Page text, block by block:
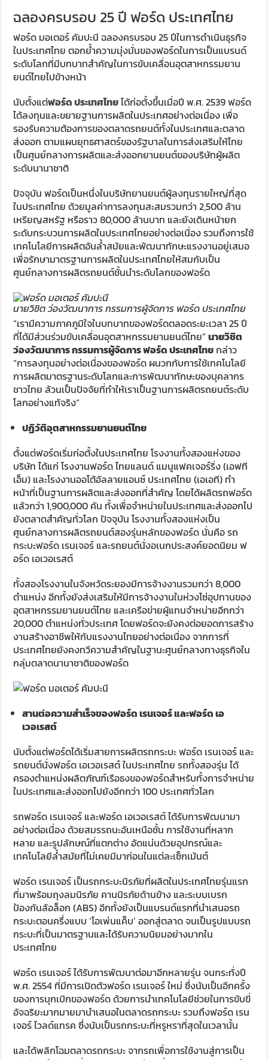
ฉลองครบรอบ 25 ปี ฟอร์ด ประเทศไทย
ฟอร์ด มอเตอร์ คัมปะนี ฉลองครบรอบ 25 ปีในการดำเนินธุรกิจ
ในประเทศไทย ตอกย้ำความมุ่งมั่นของฟอร์ดในการเป็นแบรนด์
ระดับโลกที่มีบทบาทสำคัญในการขับเคลื่อนอุตสาหกรรมยาน
ยนต์ไทยไปข้างหน้า
นับตั้งแต่ฟอร์ด ประเทศไทยได้ก่อตั้งขึ้นเมื่อปี พ.ศ. 2539 ฟอร์ด
ได้ลงทุนและขยายฐานการผลิตในประเทศอย่างต่อเนื่อง เพื่อ
รองรับความต้องการของตลาดรถยนต์ทั้งในประเทศและตลาด
ส่งออก ตามแผนยุทธศาสตร์ของรัฐบาลในการส่งเสริมให้ไทย
เป็นศูนย์กลางการผลิตและส่งออกยานยนต์ของบริษัทผู้ผลิต
ระดับนานาชาติ
ปัจจุบัน ฟอร์ดเป็นหนึ่งในบริษัทยานยนต์ผู้ลงทุนรายใหญ่ที่สุด
ในประเทศไทย ด้วยมูลค่าการลงทุนสะสมรวมกว่า 2,500 ล้าน
เหรียญสหรัฐ หรือราว 80,000 ล้านบาท และยังเดินหน้ายก
ระดับกระบวนการผลิตในประเทศไทยอย่างต่อเนื่อง รวมถึงการใช้
เทคโนโลยีการผลิตอันล้ำสมัยและพัฒนาทักษะแรงงานอยู่เสมอ
เพื่อรักษามาตรฐานการผลิตในประเทศไทยให้สมกับเป็น
ศูนย์กลางการผลิตรถยนต์ชั้นนำระดับโลกของฟอร์ด
นายวิชิต ว่องวัฒนาการ กรรมการผู้จัดการ ฟอร์ด ประเทศไทย
“เรามีความภาคภูมิใจในบทบาทของฟอร์ดตลอดระยะเวลา 25 ปี
ที่ได้มีส่วนร่วมขับเคลื่อนอุตสาหกรรมยานยนต์ไทย”นายวิชิต
ว่องวัฒนาการ กรรมการผู้จัดการ ฟอร์ด ประเทศไทยกล่าว
“การลงทุนอย่างต่อเนื่องของฟอร์ด ผนวกกับการใช้เทคโนโลยี
การผลิตมาตรฐานระดับโลกและการพัฒนาทักษะของบุคลากร
ชาวไทย ล้วนเป็นปัจจัยที่ทำให้เราเป็นฐานการผลิตรถยนต์ระดับ
โลกอย่างแท้จริง”
ปฏิวัติอุตสาหกรรมยานยนต์ไทย
ตั้งแต่ฟอร์ดเริ่มก่อตั้งในประเทศไทย โรงงานทั้งสองแห่งของ
บริษัท ได้แก่ โรงงานฟอร์ด ไทยแลนด์ แมนูแฟคเจอร์ริ่ง (เอฟที
เอ็ม) และโรงงานออโต้อัลลายแอนซ์ ประเทศไทย (เอเอที) ทำ
หน้าที่เป็นฐานการผลิตและส่งออกที่สำคัญ โดยได้ผลิตรถฟอร์ด
แล้วกว่า 1,900,000 คัน ทั้งเพื่อจำหน่ายในประเทศและส่งออกไป
ยังตลาดสำคัญทั่วโลก ปัจจุบัน โรงงานทั้งสองแห่งเป็น
ศูนย์กลางการผลิตรถยนต์สองรุ่นหลักของฟอร์ด นั่นคือ รถ
กระบะฟอร์ด เรนเจอร์ และรถยนต์นั่งอเนกประสงค์ยอดนิยม ฟ
อร์ด เอเวอเรสต์
ทั้งสองโรงงานในจังหวัดระยองมีการจ้างงานรวมกว่า 8,000
ตำแหน่ง อีกทั้งยังส่งเสริมให้มีการจ้างงานในห่วงโซ่อุปทานของ
อุตสาหกรรมยานยนต์ไทย และเครือข่ายผู้แทนจำหน่ายอีกกว่า
20,000 ตำแหน่งทั่วประเทศ โดยฟอร์ดจะยังคงต่อยอดการสร้าง
งานสร้างอาชีพให้กับแรงงานไทยอย่างต่อเนื่อง จากการที่
ประเทศไทยยังคงทวีความสำคัญในฐานะศูนย์กลางทางธุรกิจใน
กลุ่มตลาดนานาชาติของฟอร์ด
สานต่อความสำเร็จของฟอร์ด เรนเจอร์ และฟอร์ด เอ
เวอเรสต์
นับตั้งแต่ฟอร์ดได้เริ่มสายการผลิตรถกระบะ ฟอร์ด เรนเจอร์ และ
รถยนต์นั่งฟอร์ด เอเวอเรสต์ ในประเทศไทย รถทั้งสองรุ่น ได้
ครองตำแหน่งผลิตภัณฑ์เรือธงของฟอร์ดสำหรับทั้งการจำหน่าย
ในประเทศและส่งออกไปยังอีกกว่า 100 ประเทศทั่วโลก
รถฟอร์ด เรนเจอร์ และฟอร์ด เอเวอเรสต์ ได้รับการพัฒนามา
อย่างต่อเนื่อง ด้วยสมรรถนะอันเหนือชั้น การใช้งานที่หลาก
หลาย และรูปลักษณ์ที่แตกต่าง อัดแน่นด้วยอุปกรณ์และ
เทคโนโลยีล้ำสมัยที่ไม่เคยมีมาก่อนในแต่ละเซ็กเม้นต์
ฟอร์ด เรนเจอร์ เป็นรถกระบะนิรภัยที่ผลิตในประเทศไทยรุ่นแรก
ที่มาพร้อมถุงลมนิรภัย คานนิรภัยด้านข้าง และระบบเบรก
ป้องกันล้อล็อก (ABS) อีกทั้งยังเป็นแบรนด์แรกที่นำเสนอรถ
กระบะตอนครึ่งแบบ ‘โอเพ่นแค็บ’ ออกสู่ตลาด จนเป็นรูปแบบรถ
กระบะที่เป็นมาตรฐานและได้รับความนิยมอย่างมากใน
ประเทศไทย
ฟอร์ด เรนเจอร์ ได้รับการพัฒนาต่อมาอีกหลายรุ่น จนกระทั่งปี
พ.ศ. 2554 ที่มีการเปิดตัวฟอร์ด เรนเจอร์ ใหม่ ซึ่งนับเป็นอีกครั้ง
ของการบุกเบิกของฟอร์ด ด้วยการนำเทคโนโลยีช่วยในการขับขี่
อัจฉริยะมากมายมานำเสนอในตลาดรถกระบะ รวมถึงฟอร์ด เรน
เจอร์ ไวลด์แทรค ซึ่งนับเป็นรถกระบะที่หรูหราที่สุดในเวลานั้น
และได้พลิกโฉมตลาดรถกระบะ จากรถเพื่อการใช้งานสู่การเป็น